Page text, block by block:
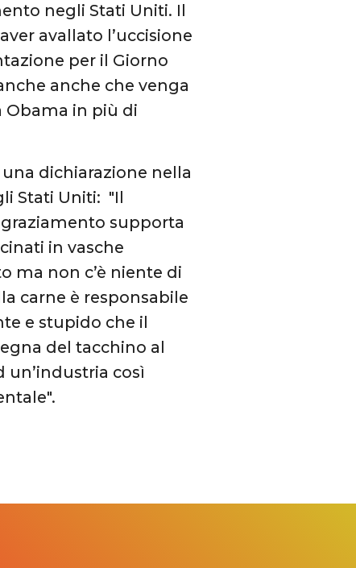
negli Stati Uniti. Il
avallato l’uccisione
per il Giorno
anche che venga
Obama in più di
dichiarazione nella
Stati Uniti: "Il
supporta
in vasche
ma non c’è niente di
carne è responsabile
e stupido che il
del tacchino al
un’industria così